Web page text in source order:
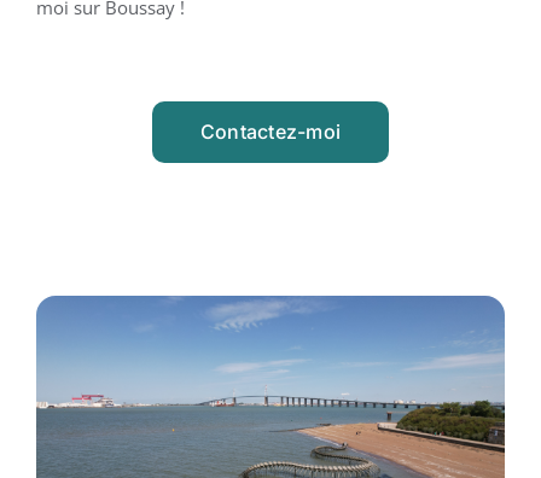
moi sur Boussay !
Contactez-moi